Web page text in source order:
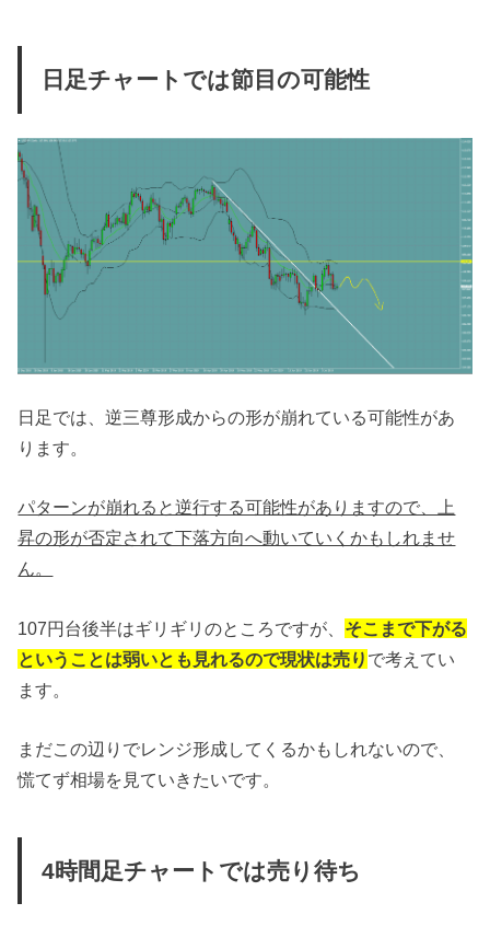
日足チャートでは節目の可能性
日足では、逆三尊形成からの形が崩れている可能性があ
ります。
パターンが崩れると逆行する可能性がありますので、上
昇の形が否定されて下落方向へ動いていくかもしれませ
ん。
107円台後半はギリギリのところですが、 そこまで下がる
ということは弱いとも見れるので現状は売り で考えてい
ます。
まだこの辺りでレンジ形成してくるかもしれないので、
慌てず相場を見ていきたいです。
4時間足チャートでは売り待ち